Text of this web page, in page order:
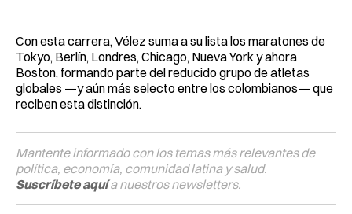
Con esta carrera, Vélez suma a su lista los maratones de
Tokyo, Berlín, Londres, Chicago, Nueva York y ahora
Boston, formando parte del reducido grupo de atletas
globales —y aún más selecto entre los colombianos— que
reciben esta distinción.
Mantente informado con los temas más relevantes de
política, economía, comunidad latina y salud.
Suscríbete aquía nuestros newsletters.